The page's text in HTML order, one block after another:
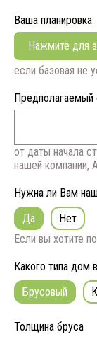
Ваша планировка
Нажмите для
если базовая не
Предполагаемый
от даты начала
нашей компании,
Нужна ли Вам
Да
Нет
Если вы хотите
Какого типа дом
Брусовый
Толщина бруса